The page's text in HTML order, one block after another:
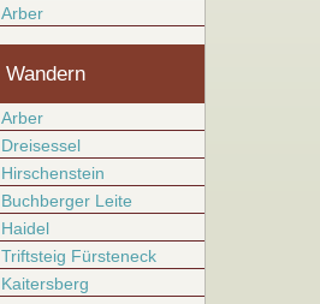
Arber
Wandern
Arber
Dreisessel
Hirschenstein
Buchberger Leite
Haidel
Triftsteig Fürsteneck
Kaitersberg